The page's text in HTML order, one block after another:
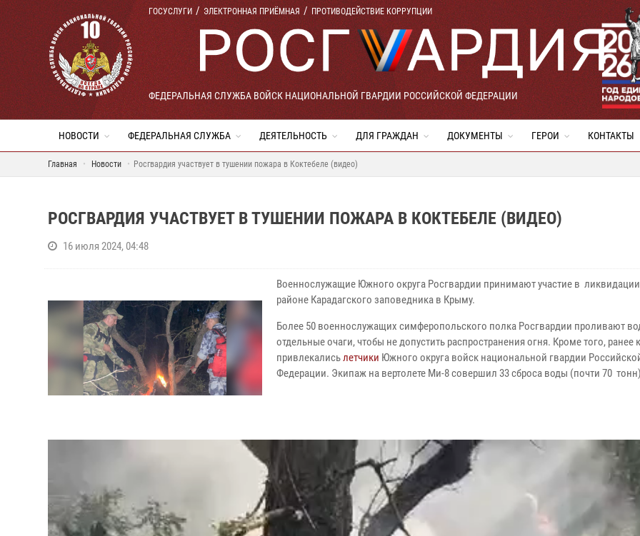
ГОСУСЛУГИ ЭЛЕКТРОННАЯ ПРИЁМНАЯ ПРОТИВОДЕЙСТВИЕ КОРРУПЦИИ
ФЕДЕРАЛЬНАЯ СЛУЖБА ВОЙСК НАЦИОНАЛЬНОЙ ГВАРДИИ РОССИЙСКОЙ ФЕДЕРАЦИИ
НОВОСТИ ФЕДЕРАЛЬНАЯ СЛУЖБА ДЕЯТЕЛЬНОСТЬ ДЛЯ ГРАЖДАН ДОКУМЕНТЫ ГЕРОИ КОНТАКТЫ
Главная Новости Росгвардия участвует в тушении пожара в Коктебеле (видео)
РОСГВАРДИЯ УЧАСТВУЕТ В ТУШЕНИИ ПОЖАРА В КОКТЕБЕЛЕ (ВИДЕО)
16 июля 2024, 04:48
Военнослужащие Южного округа Росгвардии принимают участие в
районе Карадагского заповедника в Крыму.
Более 50 военнослужащих симферопольского полка Росгвардии проливают
отдельные очаги, чтобы не допустить распространения огня. Кроме того, ранее
привлекалисьлетчики Южного округа войск национальной гвардии
Федерации. Экипаж на вертолете Ми-8 совершил 33 сброса воды (почти 70